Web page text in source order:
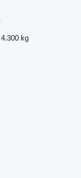
4.300 kg